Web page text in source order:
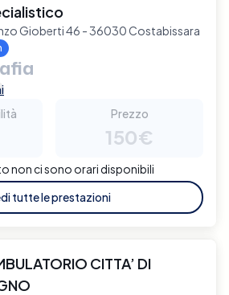
Gioberti 46 - 36030 Costabissara
Prezzo
150€
non ci sono orari disponibili
tutte le prestazioni
CITTA’ DI